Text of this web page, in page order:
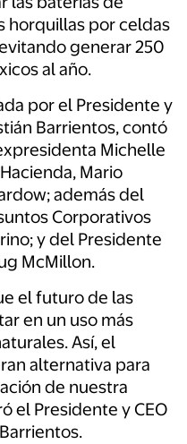
horquillas por celdas
generar 250
al año.
por el Presidente y
Barrientos, contó
Michelle
Mario
además del
Corporativos
y del Presidente
McMillon.
el futuro de las
en un uso más
Así, el
alternativa para
de nuestra
el Presidente y CEO